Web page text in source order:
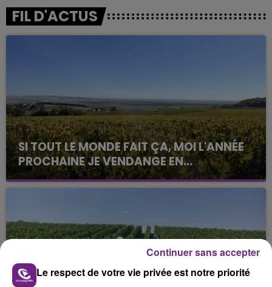
FIL D'ACTUS
SI TOUT LE MONDE FAIT ÇA, MOI L'ANNÉE
PROCHAINE JE VENDANGE EN...
La vendange en Champagne a débuté ce jeudi 6
août dans la commune de Montgueux (Aube). Du
Le respect de votre vie privée est notre priorité
Continuer sans accepter